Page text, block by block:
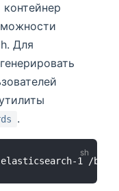
Для
.
1 /bin/